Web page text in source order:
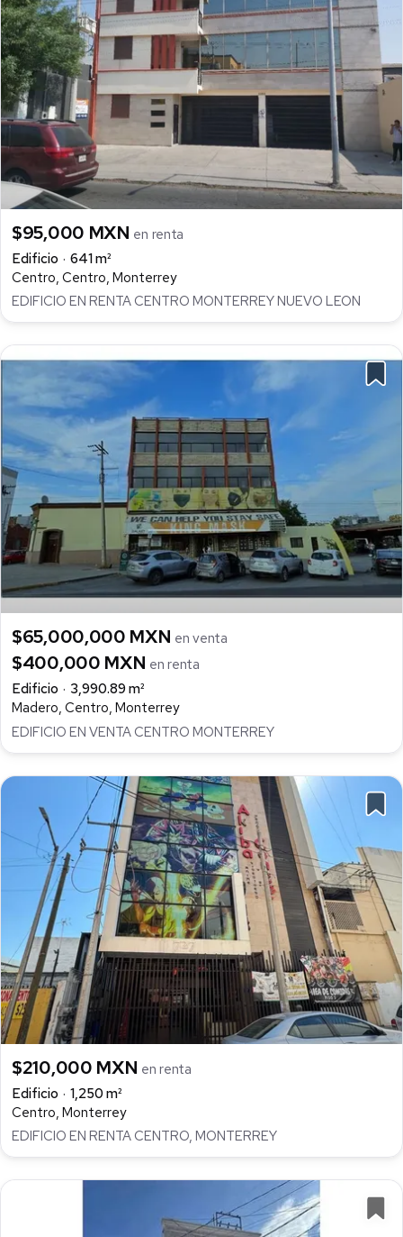
$95,000 MXN en renta
Edificio
641 m²
Centro, Centro, Monterrey
EDIFICIO EN RENTA CENTRO MONTERREY NUEVO LEON
$65,000,000 MXN en venta
$400,000 MXN en renta
Edificio
3,990.89 m²
Madero, Centro, Monterrey
EDIFICIO EN VENTA CENTRO MONTERREY
$210,000 MXN en renta
Edificio
1,250 m²
Centro, Monterrey
EDIFICIO EN RENTA CENTRO, MONTERREY